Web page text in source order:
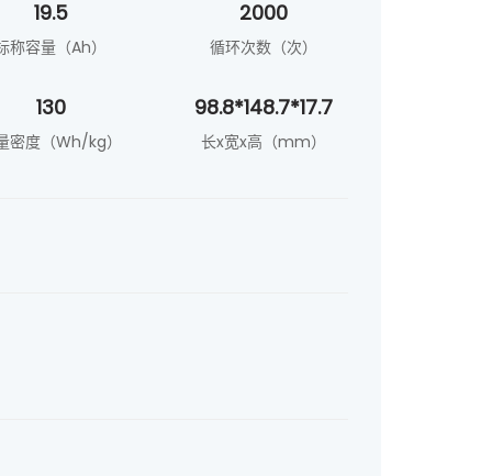
19.5
称容量（Ah）
2000
循环次数（次）
130
密度（Wh/kg）
98.8*148.7*17.7
长x宽x高（mm）